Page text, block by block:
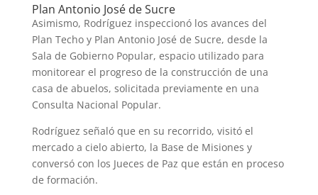
Plan Antonio José de Sucre
Asimismo, Rodríguez inspeccionó los avances del
Plan Techo y Plan Antonio José de Sucre, desde la
Sala de Gobierno Popular, espacio utilizado para
monitorear el progreso de la construcción de una
casa de abuelos, solicitada previamente en una
Consulta Nacional Popular.
Rodríguez señaló que en su recorrido, visitó el
mercado a cielo abierto, la Base de Misiones y
conversó con los Jueces de Paz que están en proceso
de formación.